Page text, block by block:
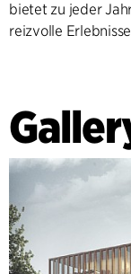
bietet zu jeder
reizvolle
Angeboten, die
öffentliches
Café ergänzt, das
sich mit einer
einer öffentlichen
Dachgeschoss
Eine großzügige